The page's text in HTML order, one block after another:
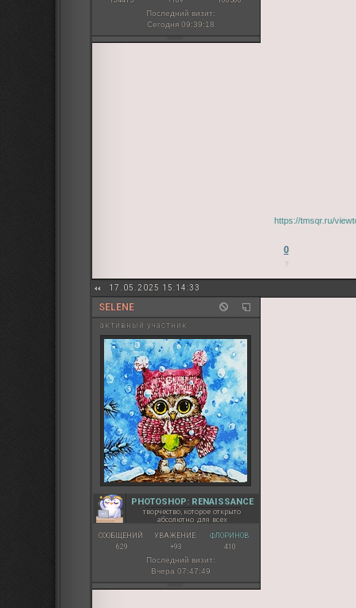
Последний визит:
Сегодня 09:39:18
https://tmsqr.ru/
0
17.05.2025 15:14:33
SELENE
активный участник
PHOTOSHOP: RENAISSANCE
творчество, которое открыто
абсолютно для всех
СООБЩЕНИЙ:
629
УВАЖЕНИЕ:
+93
ФЛОРИНОВ:
410
Последний визит:
Вчера 07:47:49